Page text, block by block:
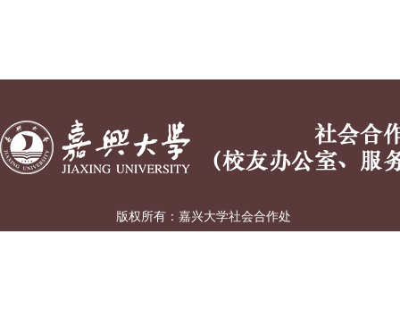
版权所有：嘉兴大学社会合作处